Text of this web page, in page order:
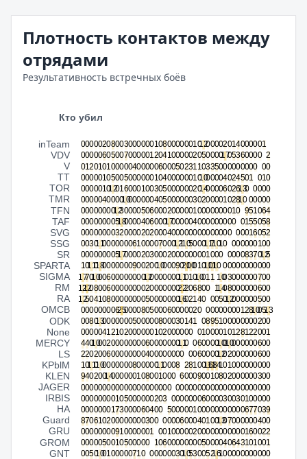
Плотность контактов между
отрядами
Результативность встречных боёв